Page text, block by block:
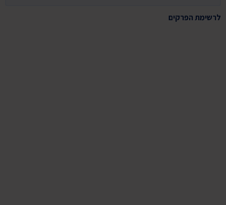
לרשימת הפרקים